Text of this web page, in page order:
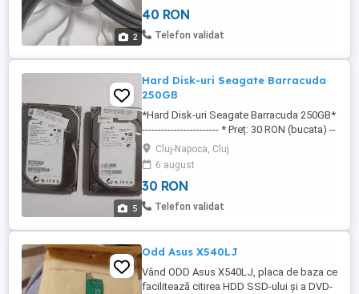
2
Dimensiune: 120 mm * Dimensiuni: 120
120 25 mm * Iluminare: LED * Culoare LED:
40 RON
Telefon validat
5
Hard Disk-uri Seagate Barracuda
250GB
*Hard Disk-uri Seagate Barracuda 250GB*
------------------------ * Preț: 30 RON (bucata) --
---------------------- * Brand: Seagate * Serie:
Barracuda * Capacitate: 250GB * Model:
7200.12 * Format: 3.5" * Interfață: SATA III
6Gb s * Viteză rotație: 7200 RPM * Cache:
32MB * Transfer rate: * Citire: până ...
Cluj-Napoca, Cluj
6 august
30 RON
Telefon validat
Odd Asus X540LJ
Vând ODD Asus X540LJ, placa de baza ce
facilitează citirea HDD SSD-ului și a DVD-